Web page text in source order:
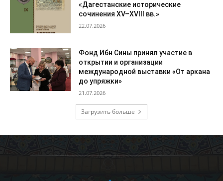
«Дагестанские исторические
сочинения XV–XVIII вв.»
22.07.2026
Фонд Ибн Сины принял участие в
открытии и организации
международной выставки «От аркана
до упряжки»
21.07.2026
Загрузить больше